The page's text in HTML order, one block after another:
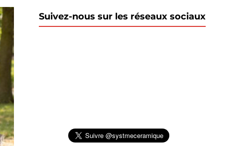
Suivez-nous sur les réseaux sociaux